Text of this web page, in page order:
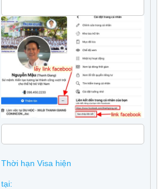
Thời hạn Visa hiện
tại: